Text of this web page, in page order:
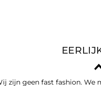
zijn geen fast fashion. We